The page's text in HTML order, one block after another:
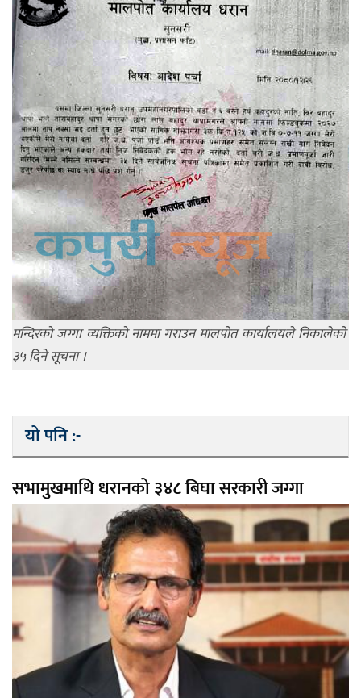
मन्दिरको जग्गा व्यक्तिको नाममा गराउन मालपोत कार्यालयले निकालेको
३५ दिने सूचना ।
यो पनि :-
सभामुखमाथि धरानको ३४८ बिघा सरकारी जग्गा